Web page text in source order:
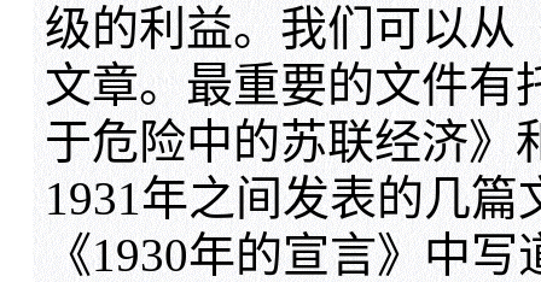
级的利益。我们可以从
文章。最重要的文件有
于危险中的苏联经济》
1931年之间发表的几
《1930年的宣言》中写